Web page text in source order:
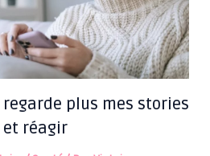
plus mes stories
et réagir